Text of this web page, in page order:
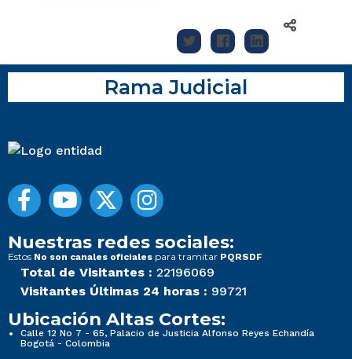
Rama Judicial
Nuestras redes sociales:
Estos No son canales oficiales para tramitar PQRSDF
Total de Visitantes : 22196069
Visitantes Últimas 24 horas : 99721
Ubicación Altas Cortes:
Calle 12 No 7 - 65, Palacio de Justicia Alfonso Reyes Echandía
Bogotá - Colombia